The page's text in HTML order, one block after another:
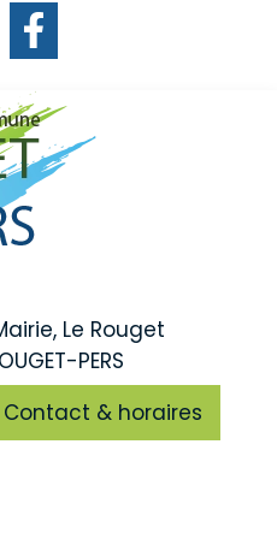
Le Rouget
PERS
Contact & horaires